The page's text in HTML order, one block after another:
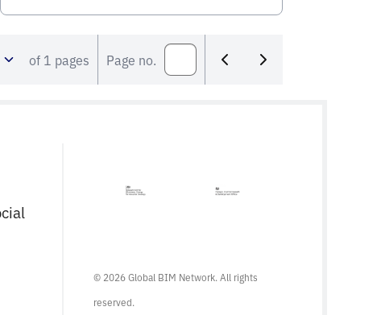
construcción para 2025, mejorando la
productividad de la industria de la
construcción en más de un 25% y
of 1 pages Page no.
© 2026 Global BIM Network. All rights
reserved.